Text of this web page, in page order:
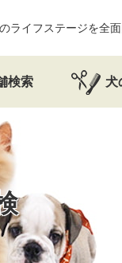
ライフステージを全
検索 犬